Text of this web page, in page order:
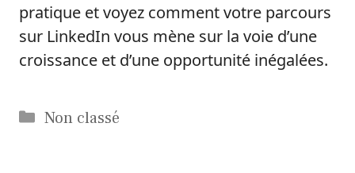
pratique et voyez comment votre parcours
sur LinkedIn vous mène sur la voie d’une
croissance et d’une opportunité inégalées.
Catégories
Non classé